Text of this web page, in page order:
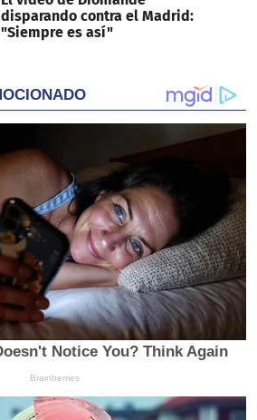
disparando contra el Madrid:
"Siempre es así"